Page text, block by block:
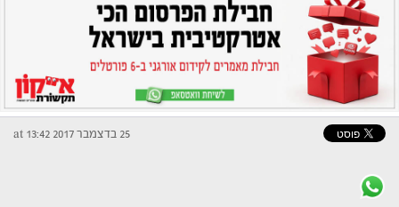
25 בדצמבר 2017 at 13:42